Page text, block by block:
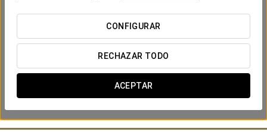
CONFIGURAR
RECHAZAR TODO
ACEPTAR
experiencia pensada para celebrar el amor.
Sorprende a tu pareja con una exquisita selección de
chocolates y una elegante botella de Veuve Clicquot, el
champagne perfecto para brindar por el comienzo de una
nueva etapa juntos.